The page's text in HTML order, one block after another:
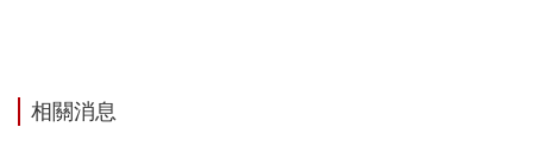
相關消息